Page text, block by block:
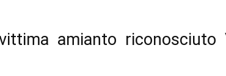
amianto riconosciuto